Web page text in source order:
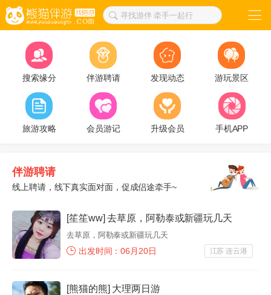
寻找游伴 牵手一起行
搜索缘分 伴游聘请 发现动态 游玩景区
旅游攻略 会员游记 升级会员 手机APP
伴游聘请
线上聘请，线下真实面对面，促成侣途牵手~
[笙笙ww] 去草原，阿勒泰或新疆玩几天
去草原，阿勒泰或新疆玩几天
出发时间：06月20日 江苏 连云港
[熊猫的熊] 大理两日游